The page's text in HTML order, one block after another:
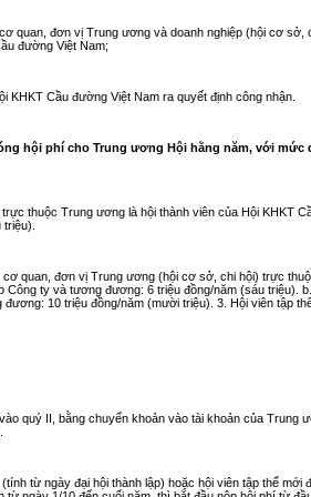
quan, đơn vị Trung ương và doanh nghiệp (hội cơ sở,
đường Việt Nam;
KHKT Cầu đường Việt Nam ra quyết định công nhận.
hội phí cho Trung ương Hội hằng năm, với mức
thuộc Trung ương là hội thành viên của Hội KHKT
triệu).
quan, đơn vị Trung ương (hội cơ sở, chi hội) trực
Công ty và tương đương: 6 triệu đồng/năm (sáu triệu).
10 triệu đồng/năm (mười triệu). 3. Hội viên tập
quý II, bằng chuyển khoản vào tài khoản của Trung
từ ngày đại hội thành lập) hoặc hội viên tập thể mới